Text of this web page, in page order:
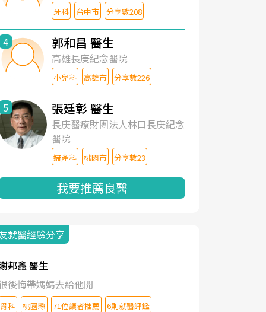
牙科 台中市 分享數208
4 郭和昌 醫生
高雄長庚紀念醫院
小兒科 高雄市 分享數226
5 張廷彰 醫生
長庚醫療財團法人林口長庚紀念
醫院
婦產科 桃園市 分享數23
我要推薦良醫
就醫經驗分享
邦鑫 醫生
後悔帶媽媽去給他開
骨科 桃園縣 71位讀者推薦 6則就醫評鑑